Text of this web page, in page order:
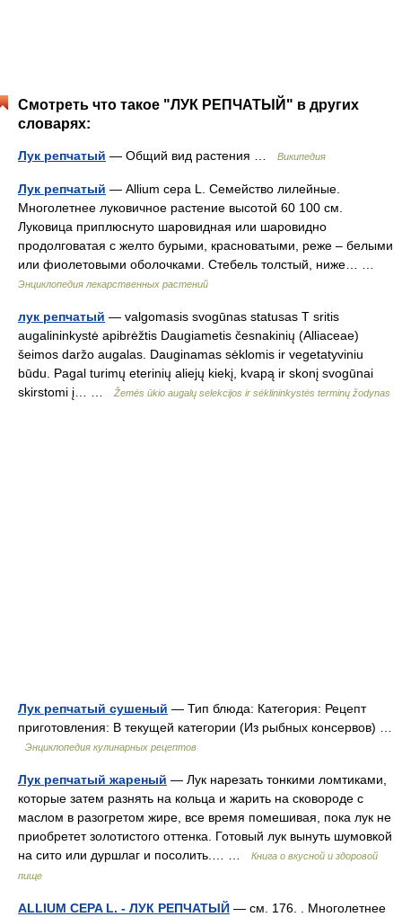
Смотреть что такое "ЛУК РЕПЧАТЫЙ" в других
словарях:
Лук репчатый — Общий вид растения … Википедия
Лук репчатый — Allium сера L. Семейство лилейные.
Многолетнее луковичное растение высотой 60 100 см.
Луковица приплюснуто шаровидная или шаровидно
продолговатая с желто бурыми, красноватыми, реже – белыми
или фиолетовыми оболочками. Стебель толстый, ниже… …
Энциклопедия лекарственных растений
лук репчатый — valgomasis svogūnas statusas T sritis
augalininkystė apibrėžtis Daugiametis česnakinių (Alliaceae)
šeimos daržo augalas. Dauginamas sėklomis ir vegetatyviniu
būdu. Pagal turimų eterinių aliejų kiekį, kvapą ir skonį svogūnai
skirstomi į… …
Žemės ūkio augalų selekcijos ir sėklininkystės terminų žodynas
Лук репчатый сушеный — Тип блюда: Категория: Рецепт
приготовления: В текущей категории (Из рыбных консервов) …
Энциклопедия кулинарных рецептов
Лук репчатый жареный — Лук нарезать тонкими ломтиками,
которые затем разнять на кольца и жарить на сковороде с
маслом в разогретом жире, все время помешивая, пока лук не
приобретет золотистого оттенка. Готовый лук вынуть шумовкой
на сито или дуршлаг и посолить.… …
Книга о вкусной и здоровой
пище
ALLIUM CEPA L. - ЛУК РЕПЧАТЫЙ — см. 176. . Многолетнее